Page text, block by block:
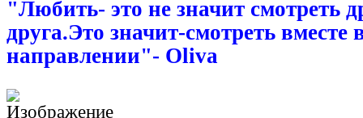
"Любить- это не значит смотреть
друга.Это значит-смотреть вместе
направлении"- Oliva